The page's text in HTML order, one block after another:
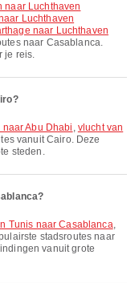
Luchthaven
naar Luchthaven
naar Casablanca.
je reis.
Abu Dhabi , vlucht van
vanuit Cairo. Deze
steden.
Tunis naar Casablanca,
stadsroutes naar
vanuit grote